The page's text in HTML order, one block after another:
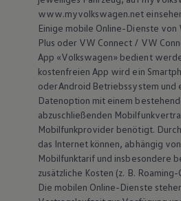
www.myvolkswagen.net
Einige mobile Online-Dienste
Plus oder VW Connect / VW
App «Volkswagen» bedient
kostenfreien App wird ein
oder Android Betriebssystem und
Datenoption mit einem
abzuschließenden
Mobilfunkprovider benötigt.
das Internet können, abhängig
Mobilfunktarif und insbesondere
zusätzliche Kosten (z. B.
Die mobilen Online-Dienste